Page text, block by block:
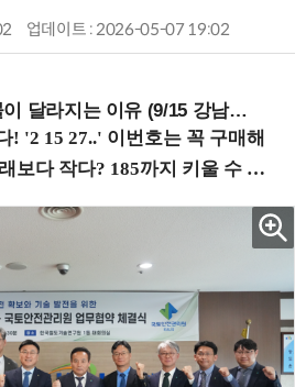
업데이트 : 2026-05-07 19:02
달라지는 이유 (9/15 강남역)